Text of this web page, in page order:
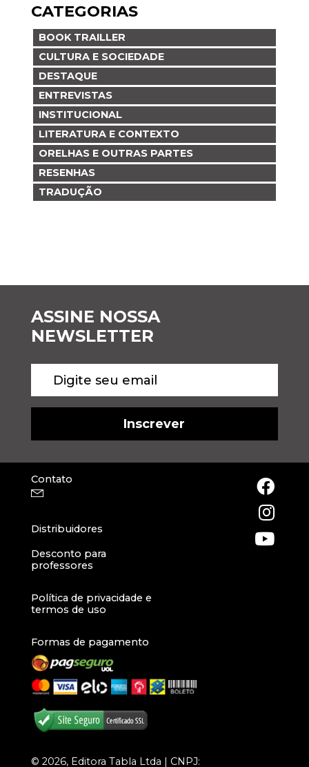
CATEGORIAS
BOOK TRAILLER
CULTURA E SOCIEDADE
DESTAQUE
ENTREVISTAS
INSTITUCIONAL
LITERATURA E CONTEXTO
ORELHAS E OUTRAS PARTES
RESENHAS
TRADUÇÃO
ASSINE NOSSA
NEWSLETTER
Contato
Distribuidores
Desconto para
professores
Política de privacidade e
termos de uso
Formas de pagamento
© 2026, Editora Tabla Ltda | CNPJ: